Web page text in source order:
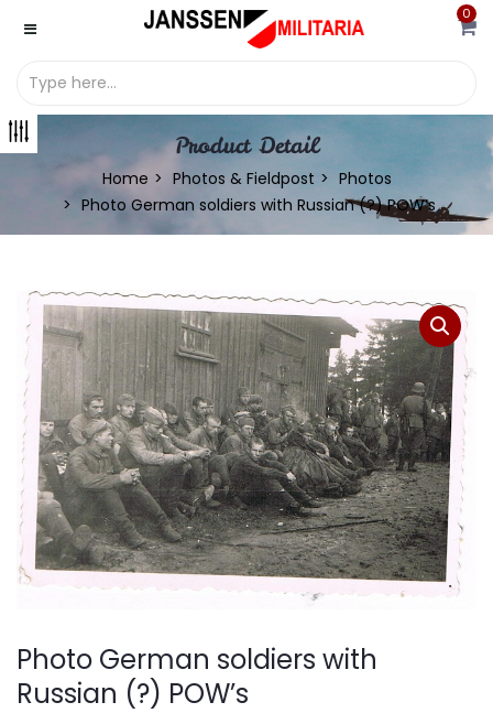
0
Product Detail
Home Photos & Fieldpost
Photos
Photo German soldiers with Russian (?) POW’s
Photo German soldiers with
Russian (?) POW’s